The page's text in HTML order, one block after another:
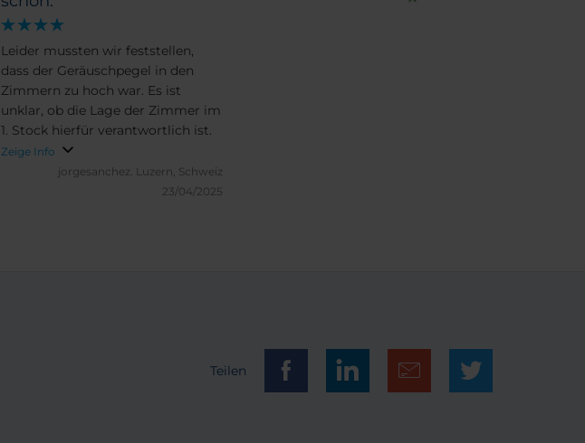
Leider mussten wir feststellen,
dass der Geräuschpegel in den
Zimmern zu hoch war. Es ist
unklar, ob die Lage der Zimmer im
1. Stock hierfür verantwortlich ist.
Zeige Info
jorgesanchez. Luzern, Schweiz
23/04/2025
Teilen